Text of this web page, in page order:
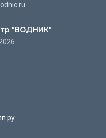
"ВОДНИК"